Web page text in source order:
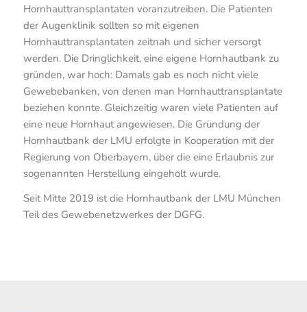
Hornhauttransplantaten voranzutreiben. Die Patienten
der Augenklinik sollten so mit eigenen
Hornhauttransplantaten zeitnah und sicher versorgt
werden. Die Dringlichkeit, eine eigene Hornhautbank zu
gründen, war hoch: Damals gab es noch nicht viele
Gewebebanken, von denen man Hornhauttransplantate
beziehen konnte. Gleichzeitig waren viele Patienten auf
eine neue Hornhaut angewiesen. Die Gründung der
Hornhautbank der LMU erfolgte in Kooperation mit der
Regierung von Oberbayern, über die eine Erlaubnis zur
sogenannten Herstellung eingeholt wurde.
Seit Mitte 2019 ist die Hornhautbank der LMU München
Teil des Gewebenetzwerkes der DGFG.